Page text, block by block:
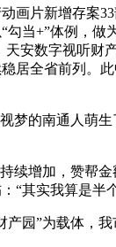
片新增存案
当+”体例，
安数字视听
居全省前列。
的南通人萌
增加，赞帮
“其实我算是半
”为载体，